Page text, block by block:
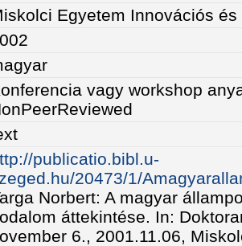
Egyetem Innovációs
vagy workshop
publicatio.bibl.u-
20473/1/
Norbert: A magyar
áttekintése. In:
6., 2001.11.06,